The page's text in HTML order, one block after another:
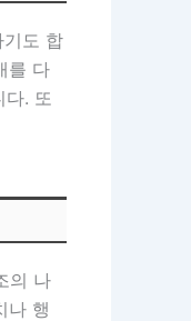
도 합
를 다
. 또
의 나
나 행